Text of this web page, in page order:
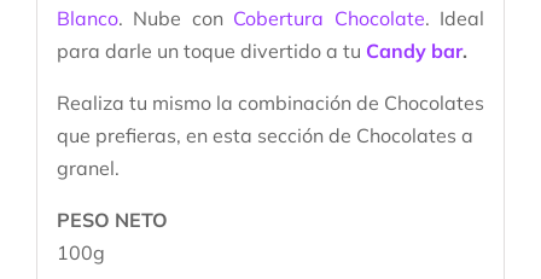
Blanco. Nube con Cobertura Chocolate. Ideal
para darle un toque divertido a tu Candy bar.
Realiza tu mismo la combinación de Chocolates
que prefieras, en esta sección de Chocolates a
granel.
PESO NETO
100g